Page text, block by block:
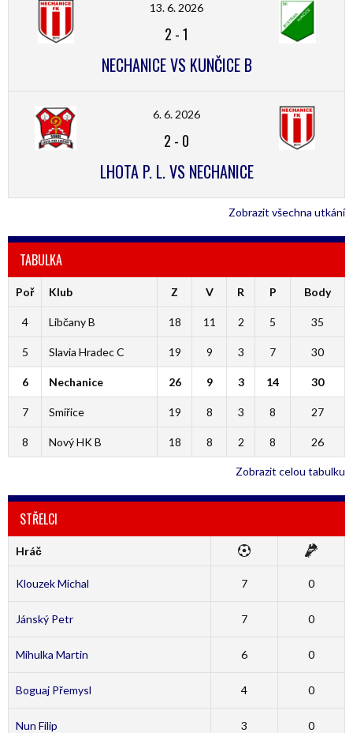
13. 6. 2026
2 -1
NECHANICE VS KUNČICE B
6. 6. 2026
2 - 0
LHOTA P. L. VS NECHANICE
Zobrazit všechna utkání
TABULKA
Poř Klub Z V R P Body
4 Libčany B 18 11 2 5 35
5 Slavia Hradec C 19 9 3 7 30
6 Nechanice 26 9 3 14 30
7 Smiřice 19 8 3 8 27
8 Nový HK B 18 8 2 8 26
Zobrazit celou tabulku
STŘELCI
Hráč
Klouzek Michal 7 0
Jánský Petr 7 0
Mihulka Martin 6 0
Boguaj Přemysl 4 0
Nun Filip 3 0